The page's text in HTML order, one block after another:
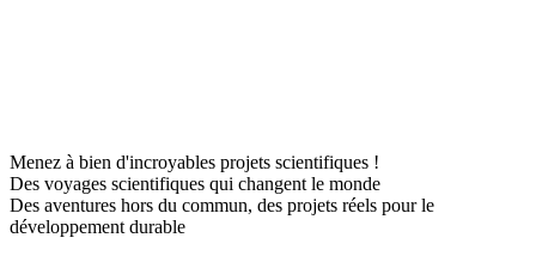
Menez à bien d'incroyables projets scientifiques !
Des voyages scientifiques qui changent le monde
Des aventures hors du commun, des projets réels pour le
développement durable